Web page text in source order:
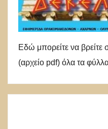
Εδώ μπορείτε να βρείτε
(αρχείο pdf) όλα τα